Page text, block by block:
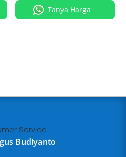
Tanya Harga
Service
Budiyanto